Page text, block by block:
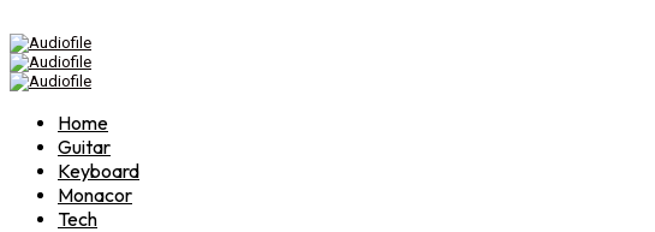
Home
Guitar
Keyboard
Monacor
Tech